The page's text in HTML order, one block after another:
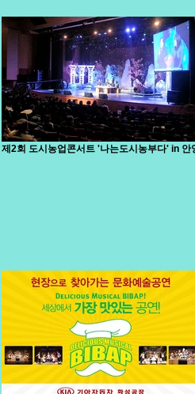
제2회 도시농업콘서트 '나는도시농부다' in 안